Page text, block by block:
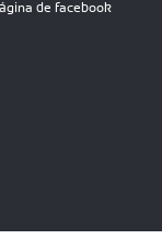
de facebook